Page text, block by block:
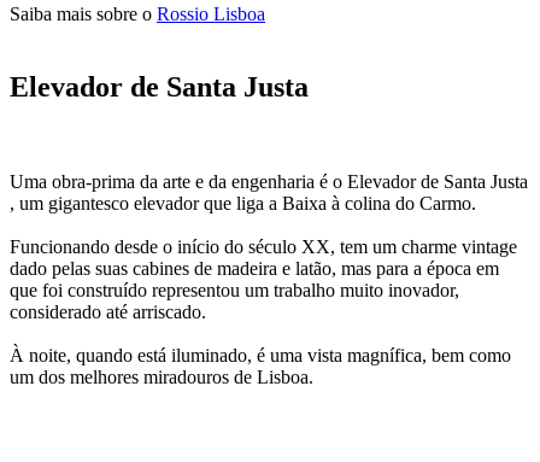
Saiba mais sobre o Rossio Lisboa
Elevador de Santa Justa
Uma obra-prima da arte e da engenharia é o Elevador de Santa Justa
, um gigantesco elevador que liga a Baixa à colina do Carmo.
Funcionando desde o início do século XX, tem um charme vintage
dado pelas suas cabines de madeira e latão, mas para a época em
que foi construído representou um trabalho muito inovador,
considerado até arriscado.
À noite, quando está iluminado, é uma vista magnífica, bem como
um dos melhores miradouros de Lisboa.